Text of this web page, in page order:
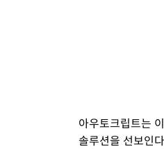
아우토크립트는
솔루션을 선보인